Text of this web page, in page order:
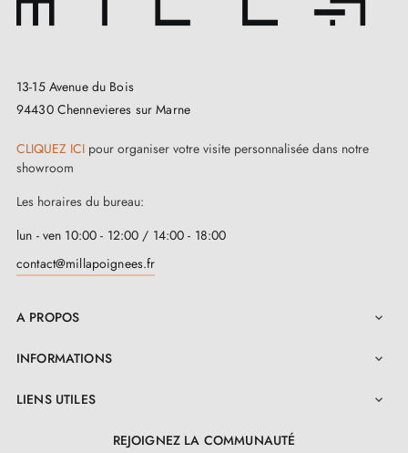
13-15 Avenue du Bois
94430 Chennevieres sur Marne
CLIQUEZ ICI pour organiser votre visite personnalisée dans notre
showroom
Les horaires du bureau:
lun - ven 10:00 - 12:00 / 14:00 - 18:00
contact@millapoignees.fr
A PROPOS 
INFORMATIONS 
LIENS UTILES 
REJOIGNEZ LA COMMUNAUTÉ